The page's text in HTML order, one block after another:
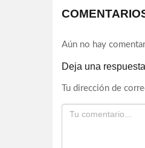
Aún no hay
Deja una respuesta
Tu dirección de